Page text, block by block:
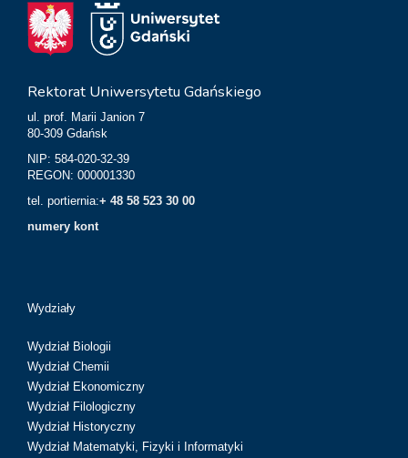
Rektorat Uniwersytetu Gdańskiego
ul. prof. Marii Janion 7
80-309 Gdańsk
NIP: 584-020-32-39
REGON: 000001330
tel. portiernia:+ 48 58 523 30 00
numery kont
Wydziały
Wydział Biologii
Wydział Chemii
Wydział Ekonomiczny
Wydział Filologiczny
Wydział Historyczny
Wydział Matematyki, Fizyki i Informatyki